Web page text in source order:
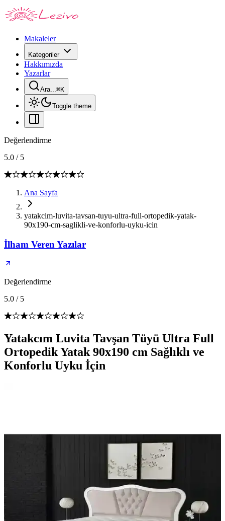
Makaleler
Kategoriler
Hakkımızda
Yazarlar
Ara...⌘K
Toggle theme
Değerlendirme
5.0 / 5
Ana Sayfa
yatakcim-luvita-tavsan-tuyu-ultra-full-ortopedik-yatak-
90x190-cm-saglikli-ve-konforlu-uyku-icin
İlham Veren Yazılar
Değerlendirme
5.0 / 5
Yatakcım Luvita Tavşan Tüyü Ultra Full
Ortopedik Yatak 90x190 cm Sağlıklı ve
Konforlu Uyku İçin